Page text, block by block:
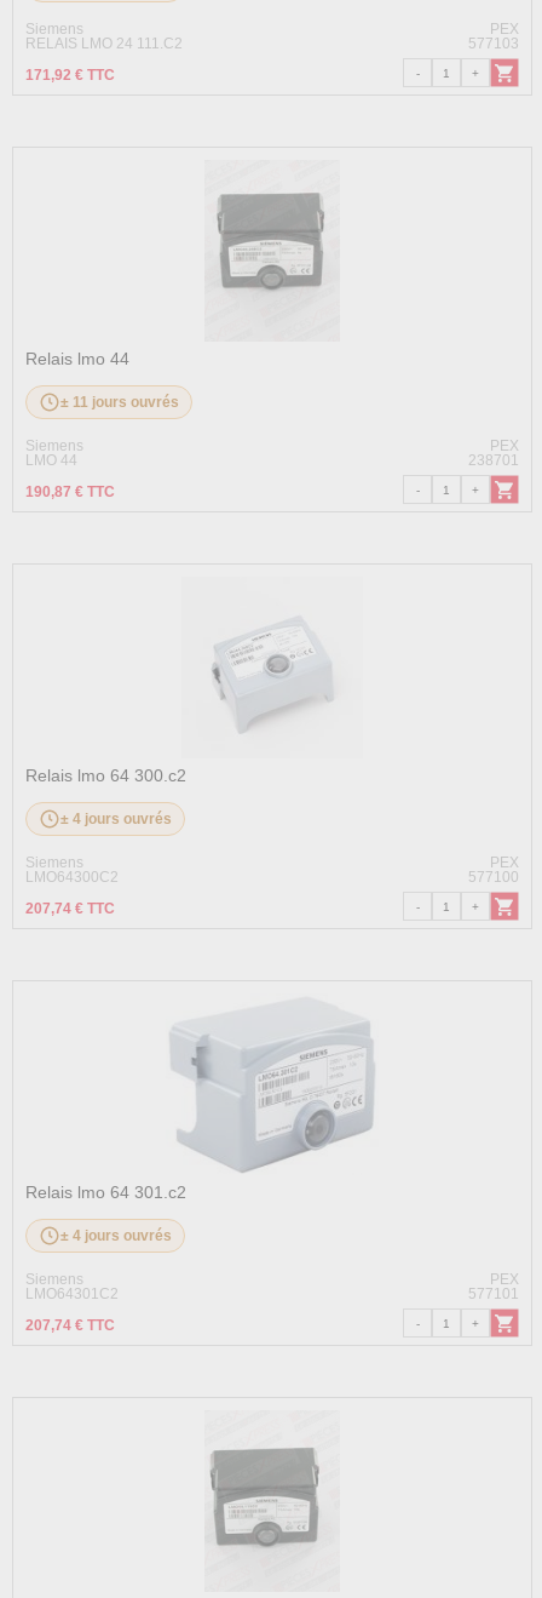
Siemens
PEX
RELAIS LMO 24 111.C2
577103
171,92 € TTC
Relais lmo 44
± 11 jours ouvrés
Siemens
PEX
LMO 44
238701
190,87 € TTC
Relais lmo 64 300.c2
± 4 jours ouvrés
Siemens
PEX
LMO64300C2
577100
207,74 € TTC
Relais lmo 64 301.c2
± 4 jours ouvrés
Siemens
PEX
LMO64301C2
577101
207,74 € TTC